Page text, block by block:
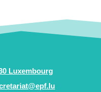
Luxembourg